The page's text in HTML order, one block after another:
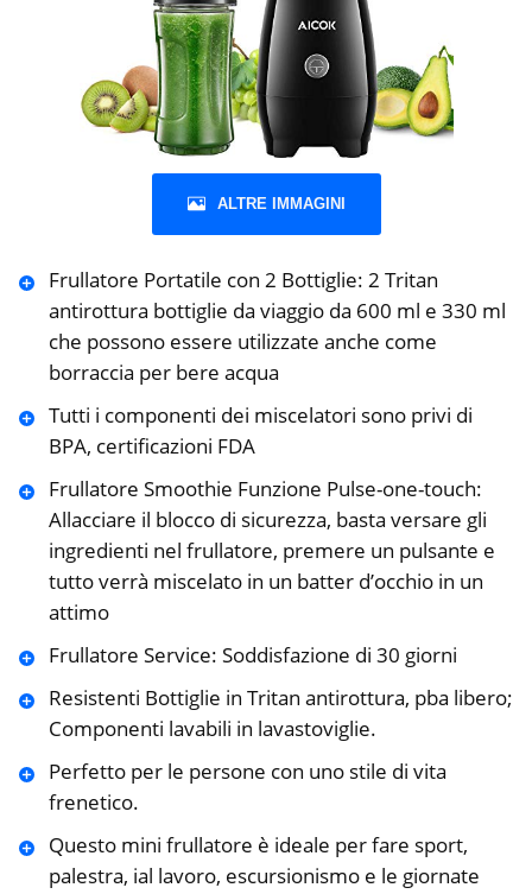
ALTRE IMMAGINI
Frullatore Portatile con 2 Bottiglie: 2 Tritan
antirottura bottiglie da viaggio da 600 ml e 330 ml
che possono essere utilizzate anche come
borraccia per bere acqua
Tutti i componenti dei miscelatori sono privi di
BPA, certificazioni FDA
Frullatore Smoothie Funzione Pulse-one-touch:
Allacciare il blocco di sicurezza, basta versare gli
ingredienti nel frullatore, premere un pulsante e
tutto verrà miscelato in un batter d’occhio in un
attimo
Frullatore Service: Soddisfazione di 30 giorni
Resistenti Bottiglie in Tritan antirottura, pba libero;
Componenti lavabili in lavastoviglie.
Perfetto per le persone con uno stile di vita
frenetico.
Questo mini frullatore è ideale per fare sport,
palestra, ial lavoro, escursionismo e le giornate